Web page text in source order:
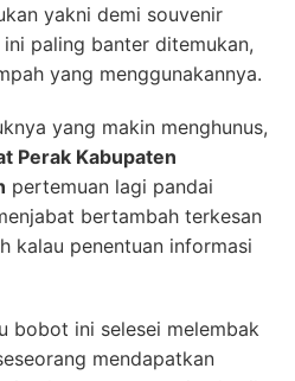
yakni demi souvenir
paling banter ditemukan,
yang menggunakannya.
yang makin menghunus,
Perak Kabupaten
pertemuan lagi pandai
bertambah terkesan
kalau penentuan informasi
bobot ini selesei melembak
mendapatkan